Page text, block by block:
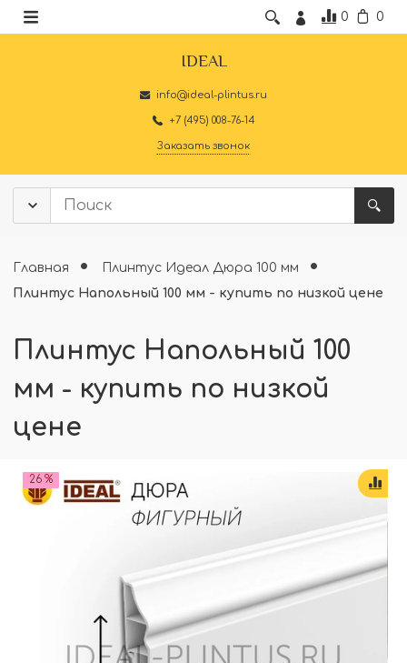
0 0
IDEAL
info@ideal-plintus.ru
+7 (495) 008-76-14
Заказать звонок
Главная
Плинтус Идеал Дюра 100 мм
Плинтус Напольный 100 мм - купить по низкой цене
Плинтус Напольный 100
мм - купить по низкой
цене
26 %